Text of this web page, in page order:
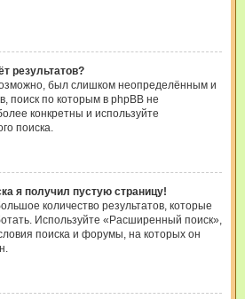
результатов?
был слишком неопределённым и
поиск по которым в phpBB не
конкретны и используйте
поиска.
я получил пустую страницу!
количество результатов, которые
Используйте «Расширенный поиск»,
поиска и форумы, на которых он